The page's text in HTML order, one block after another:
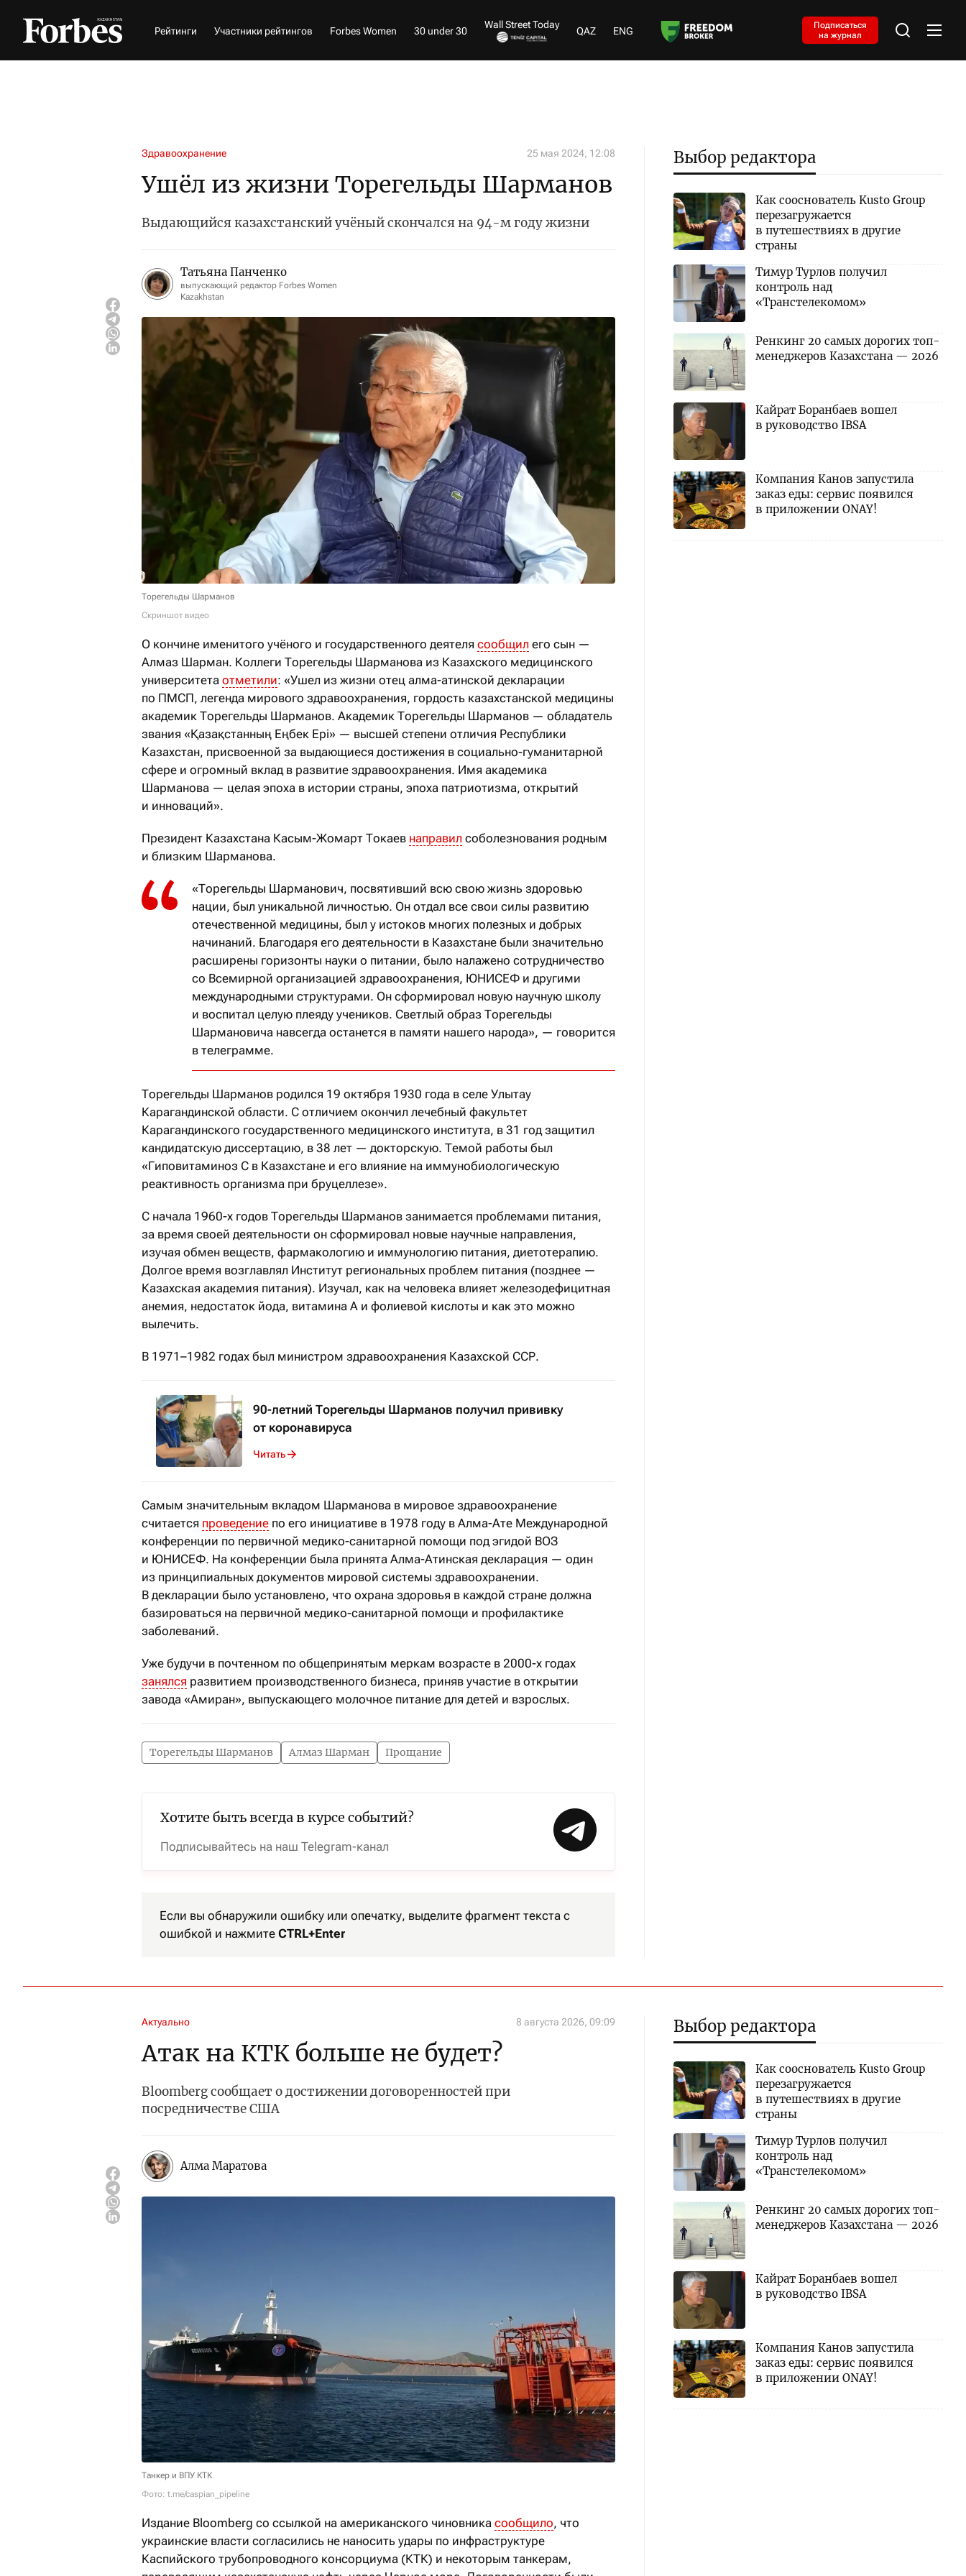
Рейтинги Участники рейтингов Forbes Women 30 under 30
Wall Street Today
QAZ ENG
Подписаться
на журнал
Здравоохранение 25 мая 2024, 12:08
Ушёл из жизни Торегельды Шарманов
Выдающийся казахстанский учёный скончался на 94-м году жизни
Татьяна Панченко
выпускающий редактор Forbes Women
Kazakhstan
Торегельды Шарманов
Скриншот видео
О кончине именитого учёного и государственного деятеля сообщил его сын —
Алмаз Шарман. Коллеги Торегельды Шарманова из Казахского медицинского
университета отметили: «Ушел из жизни отец алма-атинской декларации
по ПМСП, легенда мирового здравоохранения, гордость казахстанской медицины
академик Торегельды Шарманов. Академик Торегельды Шарманов — обладатель
звания «Қазақстанның Еңбек Ері» — высшей степени отличия Республики
Казахстан, присвоенной за выдающиеся достижения в социально-гуманитарной
сфере и огромный вклад в развитие здравоохранения. Имя академика
Шарманова — целая эпоха в истории страны, эпоха патриотизма, открытий
и инноваций».
Президент Казахстана Касым-Жомарт Токаев направил соболезнования родным
и близким Шарманова.
«Торегельды Шарманович, посвятивший всю свою жизнь здоровью
нации, был уникальной личностью. Он отдал все свои силы развитию
отечественной медицины, был у истоков многих полезных и добрых
начинаний. Благодаря его деятельности в Казахстане были значительно
расширены горизонты науки о питании, было налажено сотрудничество
со Всемирной организацией здравоохранения, ЮНИСЕФ и другими
международными структурами. Он сформировал новую научную школу
и воспитал целую плеяду учеников. Светлый образ Торегельды
Шармановича навсегда останется в памяти нашего народа», — говорится
в телеграмме.
Торегельды Шарманов родился 19 октября 1930 года в селе Улытау
Карагандинской области. С отличием окончил лечебный факультет
Карагандинского государственного медицинского института, в 31 год защитил
кандидатскую диссертацию, в 38 лет — докторскую. Темой работы был
«Гиповитаминоз С в Казахстане и его влияние на иммунобиологическую
реактивность организма при бруцеллезе».
С начала 1960-х годов Торегельды Шарманов занимается проблемами питания,
за время своей деятельности он сформировал новые научные направления,
изучая обмен веществ, фармакологию и иммунологию питания, диетотерапию.
Долгое время возглавлял Институт региональных проблем питания (позднее —
Казахская академия питания). Изучал, как на человека влияет железодефицитная
анемия, недостаток йода, витамина А и фолиевой кислоты и как это можно
вылечить.
В 1971–1982 годах был министром здравоохранения Казахской ССР.
90-летний Торегельды Шарманов получил прививку
от коронавируса
Читать
Самым значительным вкладом Шарманова в мировое здравоохранение
считается проведение по его инициативе в 1978 году в Алма-Ате Международной
конференции по первичной медико-санитарной помощи под эгидой ВОЗ
и ЮНИСЕФ. На конференции была принята Алма-Атинская декларация — один
из принципиальных документов мировой системы здравоохранении.
В декларации было установлено, что охрана здоровья в каждой стране должна
базироваться на первичной медико-санитарной помощи и профилактике
заболеваний.
Уже будучи в почтенном по общепринятым меркам возрасте в 2000-х годах
занялся развитием производственного бизнеса, приняв участие в открытии
завода «Амиран», выпускающего молочное питание для детей и взрослых.
Торегельды Шарманов Алмаз Шарман Прощание
Хотите быть всегда в курсе событий?
Подписывайтесь на наш Telegram-канал
Если вы обнаружили ошибку или опечатку, выделите фрагмент текста с
ошибкой и нажмите CTRL+Enter
Выбор редактора
Как сооснователь Kusto Group
перезагружается
в путешествиях в другие
страны
Тимур Турлов получил
контроль над
«Транстелекомом»
Ренкинг 20 самых дорогих топ-
менеджеров Казахстана — 2026
Кайрат Боранбаев вошел
в руководство IBSA
Компания Канов запустила
заказ еды: сервис появился
в приложении ONAY!
Актуально 8 августа 2026, 09:09
Атак на КТК больше не будет?
Bloomberg сообщает о достижении договоренностей при
посредничестве США
Алма Маратова
Танкер и ВПУ КТК
Фото: t.me/caspian_pipeline
Издание Bloomberg со ссылкой на американского чиновника сообщило, что
украинские власти согласились не наносить удары по инфраструктуре
Каспийского трубопроводного консорциума (КТК) и некоторым танкерам,
Выбор редактора
Как сооснователь Kusto Group
перезагружается
в путешествиях в другие
страны
Тимур Турлов получил
контроль над
«Транстелекомом»
Ренкинг 20 самых дорогих топ-
менеджеров Казахстана — 2026
Кайрат Боранбаев вошел
в руководство IBSA
Компания Канов запустила
заказ еды: сервис появился
в приложении ONAY!